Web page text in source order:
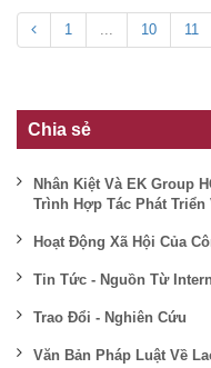
1 ... 10 11
Chia sẻ
Nhân Kiệt Và EK Group
Trình Hợp Tác Phát
Hoạt Động Xã Hội Của
Tin Tức - Nguồn Từ
Trao Đổi - Nghiên Cứu
Văn Bản Pháp Luật Về